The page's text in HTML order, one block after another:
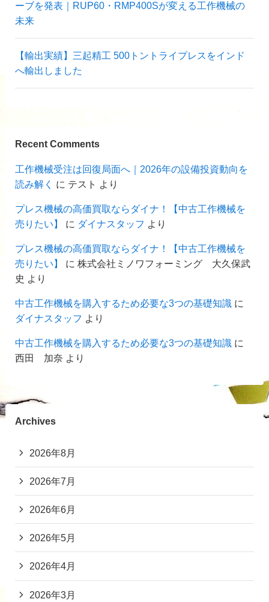
ーブを発表｜RUP60・RMP400Sが変える工作機械の
未来
【輸出実績】三起精工 500トントライプレスをインド
へ輸出しました
Recent Comments
工作機械受注は回復局面へ｜2026年の設備投資動向を
読み解く
に テスト より
プレス機械の高価買取ならダイナ！【中古工作機械を
売りたい】
に ダイナスタッフ より
プレス機械の高価買取ならダイナ！【中古工作機械を
売りたい】
に 株式会社ミノワフォーミング 大久保武
史 より
中古工作機械を購入するため必要な3つの基礎知識に
ダイナスタッフ より
中古工作機械を購入するため必要な3つの基礎知識に
西田 加奈 より
Archives
2026年8月
2026年7月
2026年6月
2026年5月
2026年4月
2026年3月